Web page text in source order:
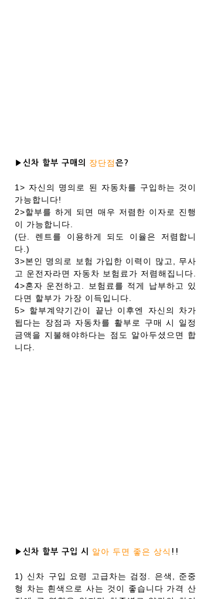
▶신차 할부 구매의 장단점 은?
1> 자신의 명의로 된 자동차를 구입하는 것이
가능합니다!
2>할부를 하게 되면 매우 저렴한 이자로 진행
이 가능합니다.
(단. 렌트를 이용하게 되도 이율은 저렴합니
다.)
3>본인 명의로 보험 가입한 이력이 많고, 무사
고 운전자라면 자동차 보험료가 저렴해집니다.
4>혼자 운전하고. 보험료를 적게 납부하고 있
다면 할부가 가장 이득입니다.
5> 할부계약기간이 끝난 이후엔 자신의 차가
됩다는 장점과 자동차를 활부로 구매 시 일정
금액을 지불해야하다는 점도 알아두셨으면 합
니다.
▶신차 할부 구입 시 알아 두면 좋은 상식 !!
1) 신차 구입 요령 고급차는 검정. 은색, 준중
형 차는 흰색으로 사는 것이 좋습니다 가격 산